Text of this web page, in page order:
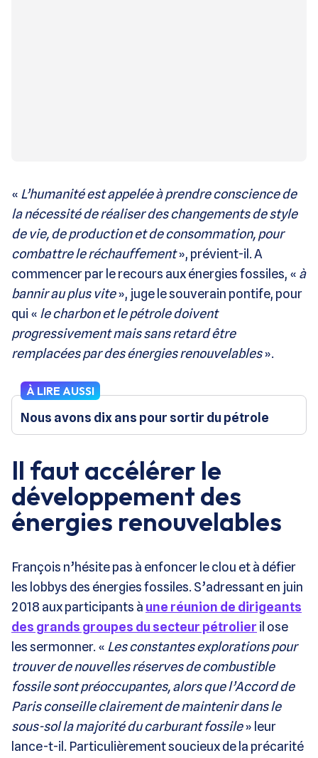
« L’humanité est appelée à prendre conscience de
la nécessité de réaliser des changements de style
de vie, de production et de consommation, pour
combattre le réchauffement», prévient-il. A
commencer par le recours aux énergies fossiles, « à
bannir au plus vite», juge le souverain pontife, pour
qui « le charbon et le pétrole doivent
progressivement mais sans retard être
remplacées par des énergies renouvelables».
À LIRE AUSSI
Nous avons dix ans pour sortir du pétrole
Il faut accélérer le
développement des
énergies renouvelables
François n’hésite pas à enfoncer le clou et à défier
les lobbys des énergies fossiles. S’adressant en juin
2018 aux participants à une réunion de dirigeants
des grands groupes du secteur pétrolier il ose
les sermonner. « Les constantes explorations pour
trouver de nouvelles réserves de combustible
fossile sont préoccupantes, alors que l’Accord de
Paris conseille clairement de maintenir dans le
sous-sol la majorité du carburant fossile» leur
lance-t-il. Particulièrement soucieux de la précarité